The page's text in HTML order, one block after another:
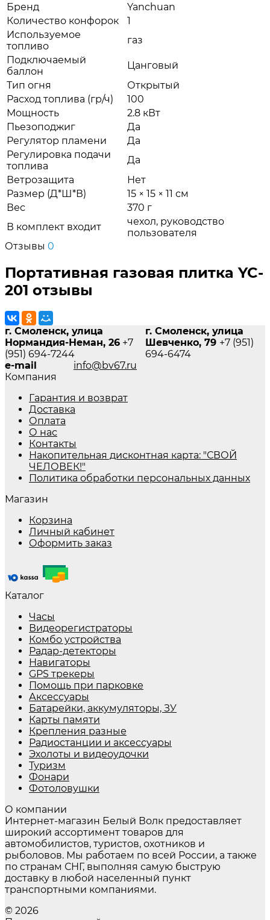
Бренд
Yanchuan
Количество конфорок
1
Используемое
топливо
газ
Подключаемый
баллон
Цанговый
Тип огня
Открытый
Расход топлива (гр/ч)
100
Мощность
2.8 кВт
Пьезоподжиг
Да
Регулятор пламени
Да
Регулировка подачи
топлива
Да
Ветрозащита
Нет
Размер (Д*Ш*В)
15 × 15 × 11 см
Вес
370 г
В комплект входит
чехол, руководство
пользователя
Отзывы 0
Портативная газовая плитка YC-
201 отзывы
г. Смоленск, улица
Нормандия-Неман, 26 +7
(951) 694-7244
г. Смоленск, улица
Шевченко, 79 +7 (951)
694-6474
e-mail
info@bv67.ru
Компания
Гарантия и возврат
Доставка
Оплата
О нас
Контакты
Накопительная дисконтная карта: "СВОЙ
ЧЕЛОВЕК!"
Политика обработки персональных данных
Магазин
Корзина
Личный кабинет
Оформить заказ
Каталог
Часы
Видеорегистраторы
Комбо устройства
Радар-детекторы
Навигаторы
GPS трекеры
Помощь при парковке
Аксессуары
Батарейки, аккумуляторы, ЗУ
Карты памяти
Крепления разные
Радиостанции и аксессуары
Эхолоты и видеоудочки
Туризм
Фонари
Фотоловушки
О компании
Интернет-магазин Белый Волк предоставляет
широкий ассортимент товаров для
автомобилистов, туристов, охотников и
рыболовов. Мы работаем по всей России, а также
по странам СНГ, выполняя самую быструю
доставку в любой населенный пункт
транспортными компаниями.
© 2026